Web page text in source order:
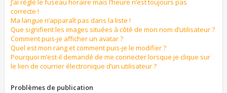
J’ai réglé le fuseau horaire mais l’heure n’est toujours pas
correcte !
Ma langue n’apparaît pas dans la liste !
Que signifient les images situées à côté de mon nom d’utilisateur ?
Comment puis-je afficher un avatar ?
Quel est mon rang et comment puis-je le modifier ?
Pourquoi m’est-il demandé de me connecter lorsque je clique sur
le lien de courrier électronique d’un utilisateur ?
Problèmes de publication